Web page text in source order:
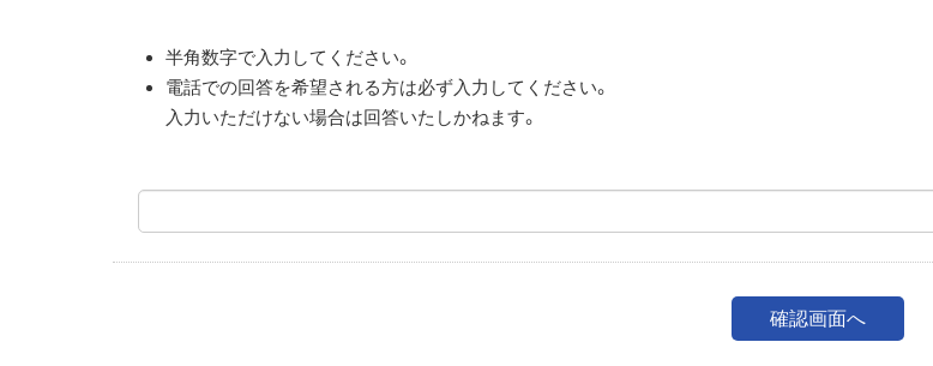
半角数字で入力してください。
電話での回答を希望される方は必ず入力してください。
入力いただけない場合は回答いたしかねます。